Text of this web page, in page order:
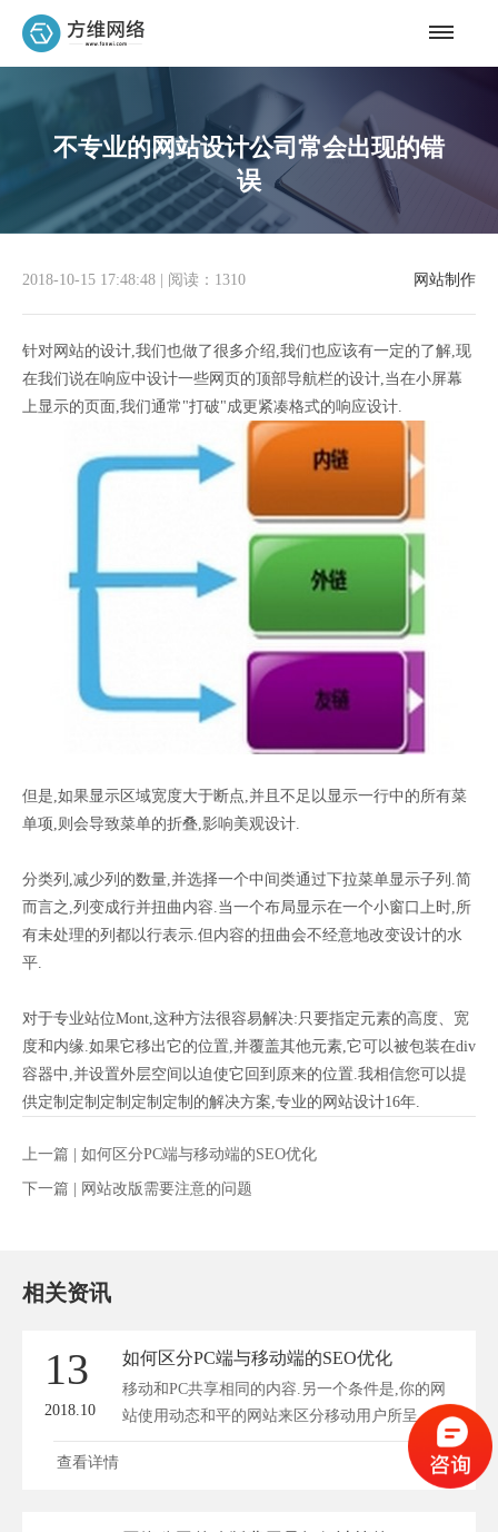
不专业的网站设计公司常会出现的错
误
网站制作
2018-10-15 17:48:48 阅读：1310
针对网站的设计,我们也做了很多介绍,我们也应该有一定的了解,现
在我们说在响应中设计一些网页的顶部导航栏的设计,当在小屏幕
上显示的页面,我们通常"打破"成更紧凑格式的响应设计.
但是,如果显示区域宽度大于断点,并且不足以显示一行中的所有菜
单项,则会导致菜单的折叠,影响美观设计.
分类列,减少列的数量,并选择一个中间类通过下拉菜单显示子列.简
而言之,列变成行并扭曲内容.当一个布局显示在一个小窗口上时,所
有未处理的列都以行表示.但内容的扭曲会不经意地改变设计的水
平.
对于专业站位Mont,这种方法很容易解决:只要指定元素的高度、宽
度和内缘.如果它移出它的位置,并覆盖其他元素,它可以被包装在div
容器中,并设置外层空间以迫使它回到原来的位置.我相信您可以提
供定制定制定制定制定制的解决方案,专业的网站设计16年.
上一篇 | 如何区分PC端与移动端的SEO优化
下一篇 | 网站改版需要注意的问题
相关资讯
13
2018.10
如何区分PC端与移动端的SEO优化
移动和PC共享相同的内容.另一个条件是,你的网
站使用动态和平的网站来区分移动用户所呈...
查看详情